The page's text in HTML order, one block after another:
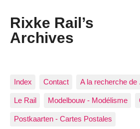
Rixke Rail’s
Archives
Index Contact A la recherche de
Le Rail Modelbouw - Modélisme
Postkaarten - Cartes Postales